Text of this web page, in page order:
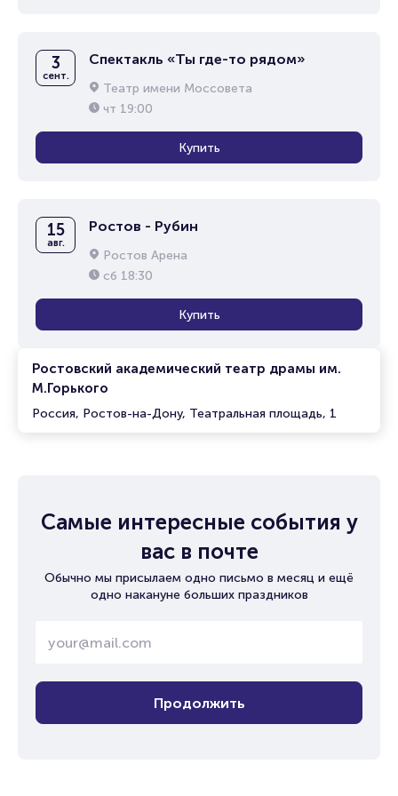
Ростовский академический театр драмы им.
М.Горького
Россия, Ростов-на-Дону, Театральная площадь, 1
3
сент.
Спектакль «Ты где-то рядом»
Театр имени Моссовета
чт 19:00
Купить
15
авг.
Ростов - Рубин
Ростов Арена
сб 18:30
Купить
Самые интересные события у
вас в почте
Обычно мы присылаем одно письмо в месяц и ещё
одно накануне больших праздников
Продолжить